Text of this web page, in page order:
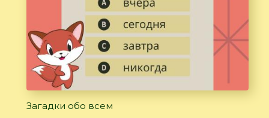
Загадки обо всем